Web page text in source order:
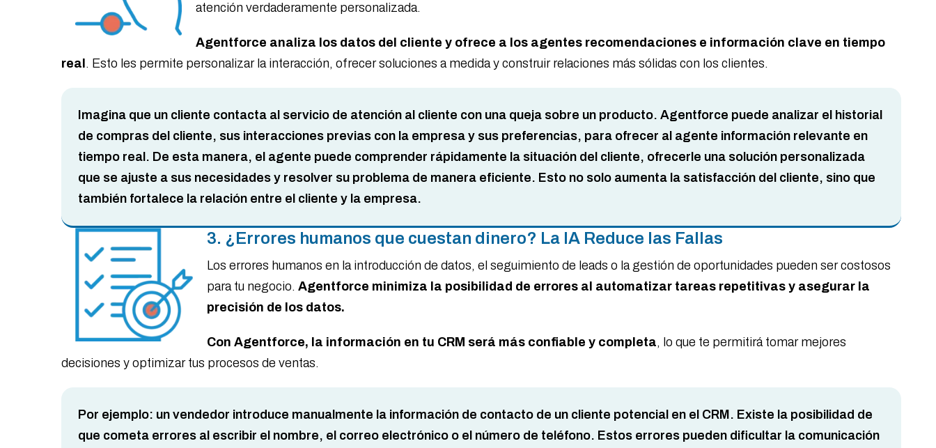
atención verdaderamente personalizada.
Agentforce analiza los datos del cliente y ofrece a los agentes recomendaciones e información clave en tiempo
real . Esto les permite personalizar la interacción, ofrecer soluciones a medida y construir relaciones más sólidas con los clientes.
Imagina que un cliente contacta al servicio de atención al cliente con una queja sobre un producto. Agentforce puede analizar el historial
de compras del cliente, sus interacciones previas con la empresa y sus preferencias, para ofrecer al agente información relevante en
tiempo real. De esta manera, el agente puede comprender rápidamente la situación del cliente, ofrecerle una solución personalizada
que se ajuste a sus necesidades y resolver su problema de manera eficiente. Esto no solo aumenta la satisfacción del cliente, sino que
también fortalece la relación entre el cliente y la empresa.
3. ¿Errores humanos que cuestan dinero? La IA Reduce las Fallas
Los errores humanos en la introducción de datos, el seguimiento de leads o la gestión de oportunidades pueden ser costosos
para tu negocio.Agentforce minimiza la posibilidad de errores al automatizar tareas repetitivas y asegurar la
precisión de los datos.
Con Agentforce, la información en tu CRM será más confiable y completa, lo que te permitirá tomar mejores
decisiones y optimizar tus procesos de ventas.
Por ejemplo: un vendedor introduce manualmente la información de contacto de un cliente potencial en el CRM. Existe la posibilidad de
que cometa errores al escribir el nombre, el correo electrónico o el número de teléfono. Estos errores pueden dificultar la comunicación